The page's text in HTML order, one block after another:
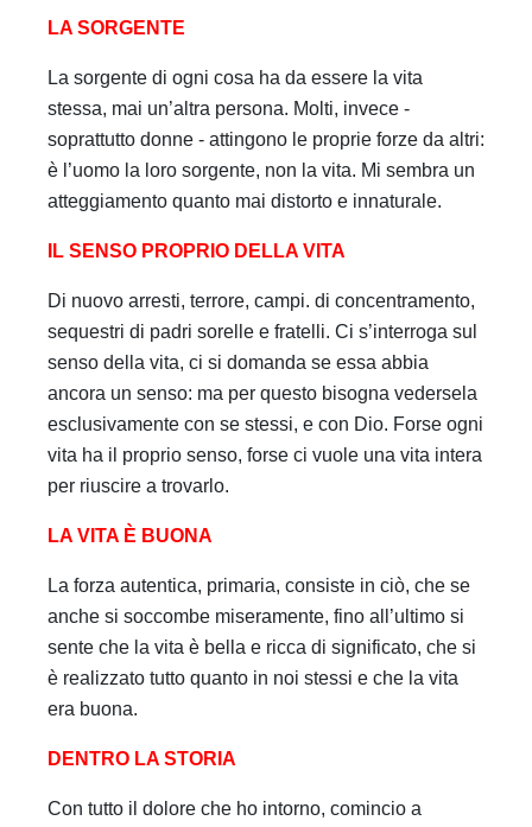
LA SORGENTE
La sorgente di ogni cosa ha da essere la vita
stessa, mai un’altra persona. Molti, invece -
soprattutto donne - attingono le proprie forze da altri:
è l’uomo la loro sorgente, non la vita. Mi sembra un
atteggiamento quanto mai distorto e innaturale.
IL SENSO PROPRIO DELLA VITA
Di nuovo arresti, terrore, campi. di concentramento,
sequestri di padri sorelle e fratelli. Ci s’interroga sul
senso della vita, ci si domanda se essa abbia
ancora un senso: ma per questo bisogna vedersela
esclusivamente con se stessi, e con Dio. Forse ogni
vita ha il proprio senso, forse ci vuole una vita intera
per riuscire a trovarlo.
LA VITA È BUONA
La forza autentica, primaria, consiste in ciò, che se
anche si soccombe miseramente, fino all’ultimo si
sente che la vita è bella e ricca di significato, che si
è realizzato tutto quanto in noi stessi e che la vita
era buona.
DENTRO LA STORIA
Con tutto il dolore che ho intorno, comincio a